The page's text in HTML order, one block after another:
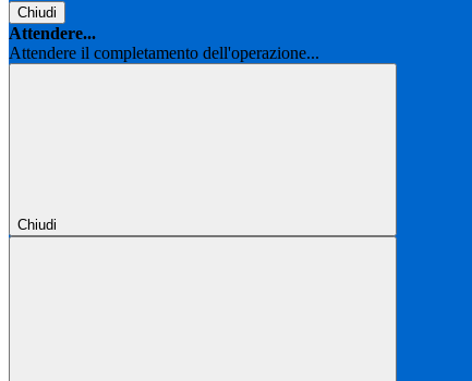
Chiudi
Attendere...
Attendere il completamento dell'operazione...
Chiudi